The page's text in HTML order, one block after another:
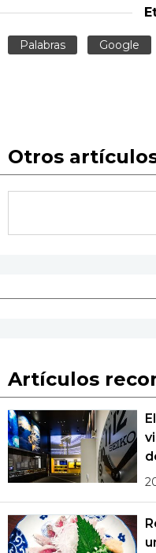
Palabras Google
Otros
Artículos